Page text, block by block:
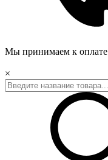
Мы принимаем к оплате
×